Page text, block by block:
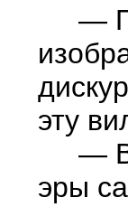
—
эту
—
эры